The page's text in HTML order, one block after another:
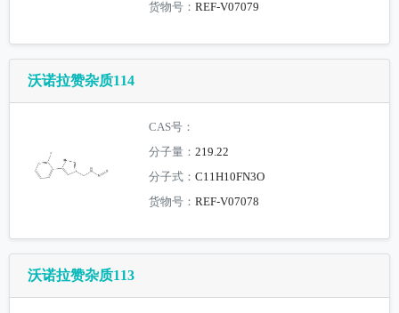
货物号：REF-V07079
沃诺拉赞杂质114
CAS号：
分子量：219.22
分子式：C11H10FN3O
货物号：REF-V07078
沃诺拉赞杂质113